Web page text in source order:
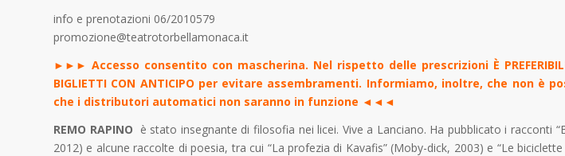
info e prenotazioni 06/2010579
promozione@teatrotorbellamonaca.it
►►► Accesso consentito con mascherina. Nel rispetto delle prescrizioni È PREFERIBILE
BIGLIETTI CON ANTICIPO per evitare assembramenti. Informiamo, inoltre, che non è
che i distributori automatici non saranno in funzione ◄◄◄
REMO RAPINO è stato insegnante di filosofia nei licei. Vive a Lanciano. Ha pubblicato i racconti
2012) e alcune raccolte di poesia, tra cui “La profezia di Kavafis” (Moby-dick, 2003) e “Le